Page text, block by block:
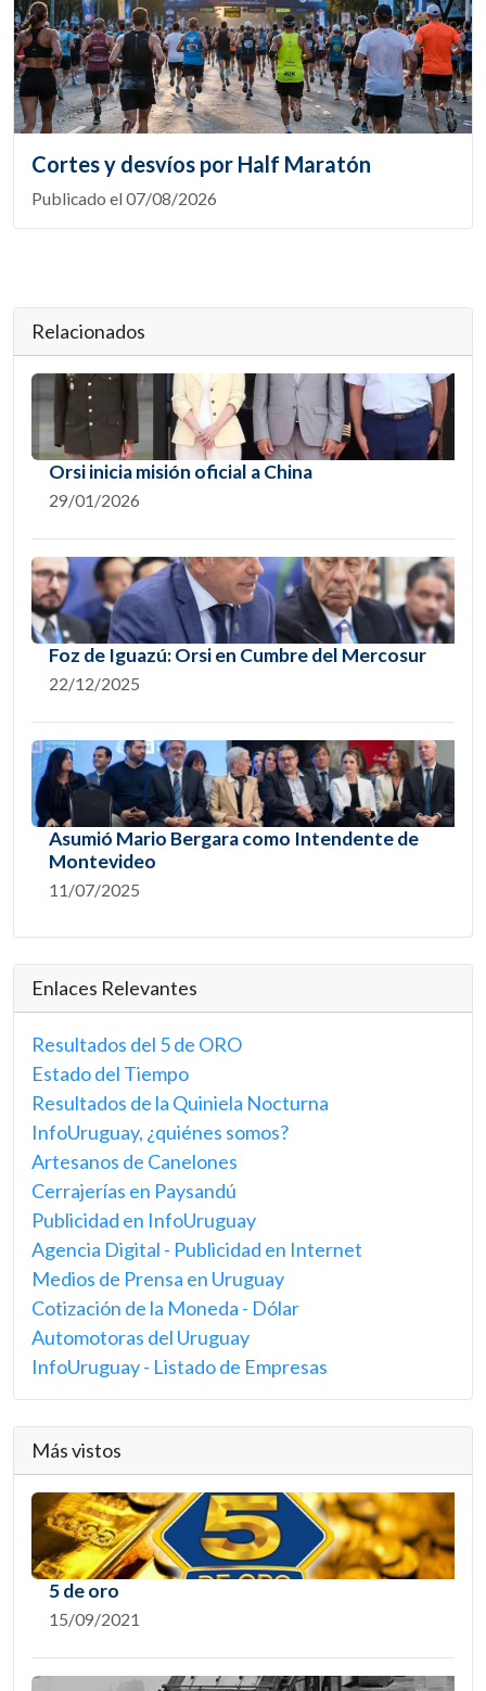
Cortes y desvíos por Half Maratón
Publicado el 07/08/2026
Relacionados
Orsi inicia misión oficial a China
29/01/2026
Foz de Iguazú: Orsi en Cumbre del Mercosur
22/12/2025
Asumió Mario Bergara como Intendente de
Montevideo
11/07/2025
Enlaces Relevantes
Resultados del 5 de ORO
Estado del Tiempo
Resultados de la Quiniela Nocturna
InfoUruguay, ¿quiénes somos?
Artesanos de Canelones
Cerrajerías en Paysandú
Publicidad en InfoUruguay
Agencia Digital - Publicidad en Internet
Medios de Prensa en Uruguay
Cotización de la Moneda - Dólar
Automotoras del Uruguay
InfoUruguay - Listado de Empresas
Más vistos
5 de oro
15/09/2021